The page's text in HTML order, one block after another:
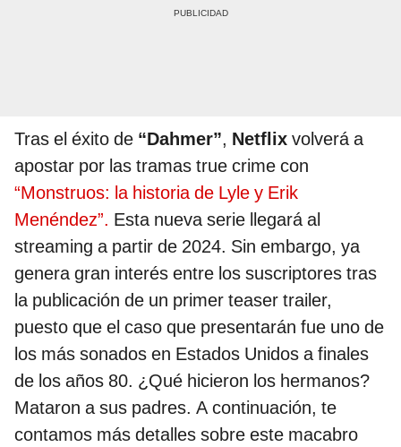
Tras el éxito de “Dahmer”, Netflix volverá a
apostar por las tramas true crime con
“Monstruos: la historia de Lyle y Erik
Menéndez”. Esta nueva serie llegará al
streaming a partir de 2024. Sin embargo, ya
genera gran interés entre los suscriptores tras
la publicación de un primer teaser trailer,
puesto que el caso que presentarán fue uno de
los más sonados en Estados Unidos a finales
de los años 80. ¿Qué hicieron los hermanos?
Mataron a sus padres. A continuación, te
contamos más detalles sobre este macabro